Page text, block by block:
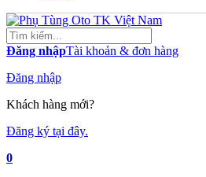
Đăng nhậpTài khoản & đơn hàng
Đăng nhập
Khách hàng mới?
Đăng ký tại đây.
0